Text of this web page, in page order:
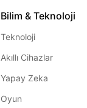
Bilim & Teknoloji
Teknoloji
Akıllı Cihazlar
Yapay Zeka
Oyun